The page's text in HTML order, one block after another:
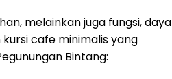
melainkan juga fungsi, daya
cafe minimalis yang
Bintang: